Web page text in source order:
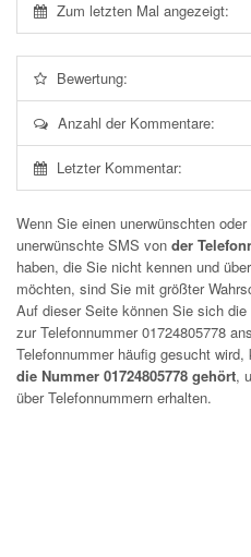
Zum letzten Mal angezeigt:
Bewertung:
Anzahl der Kommentare:
Letzter Kommentar:
Wenn Sie einen unerwünschten
unerwünschte SMS von der
haben, die Sie nicht kennen und
möchten, sind Sie mit größter
Auf dieser Seite können Sie sich
zur Telefonnummer01724805778
Telefonnummer häufig gesucht
die Nummer 01724805778 gehört,
über Telefonnummern erhalten.